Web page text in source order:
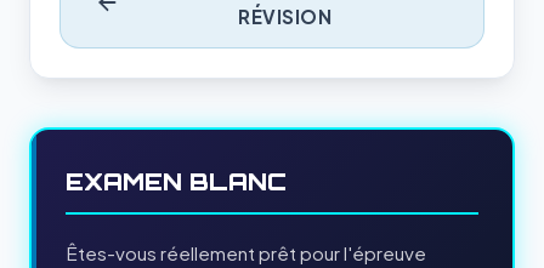
RÉVISION
EXAMEN BLANC
Êtes-vous réellement prêt pour l'épreuve